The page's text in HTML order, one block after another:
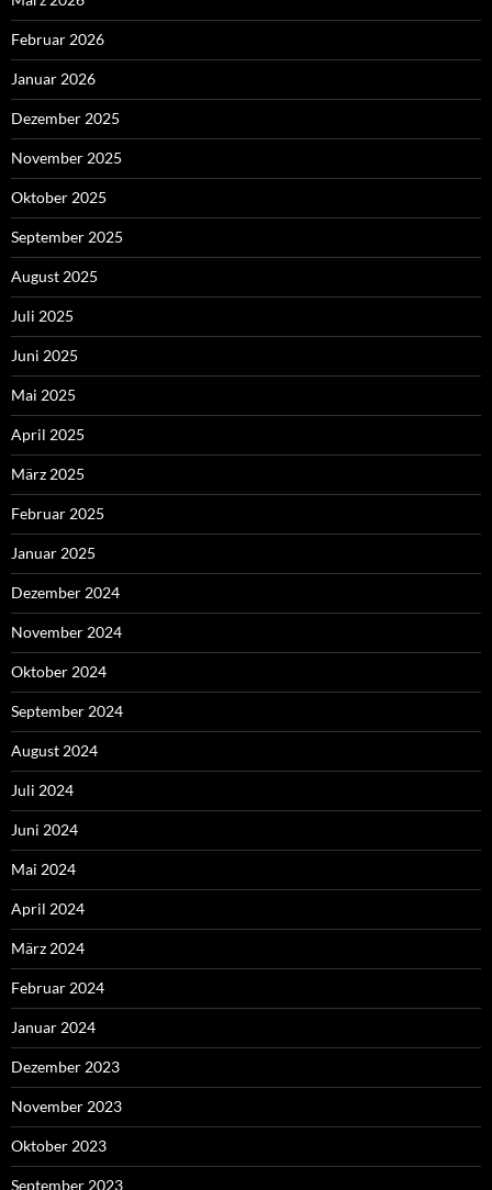
Februar 2026
Januar 2026
Dezember 2025
November 2025
Oktober 2025
September 2025
August 2025
Juli 2025
Juni 2025
Mai 2025
April 2025
März 2025
Februar 2025
Januar 2025
Dezember 2024
November 2024
Oktober 2024
September 2024
August 2024
Juli 2024
Juni 2024
Mai 2024
April 2024
März 2024
Februar 2024
Januar 2024
Dezember 2023
November 2023
Oktober 2023
September 2023